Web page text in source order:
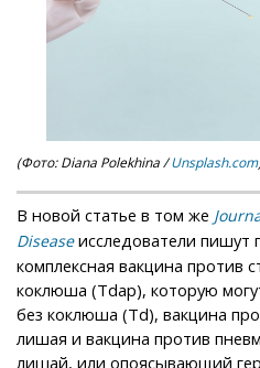
(Фото: Diana Polekhina /Unsplash.com
В новой статье в том же
Diseaseисследователи пишут
комплексная вакцина против
коклюша (Tdap), которую
без коклюша (Td), вакцина
лишая и вакцина против
лишай, или опоясывающий